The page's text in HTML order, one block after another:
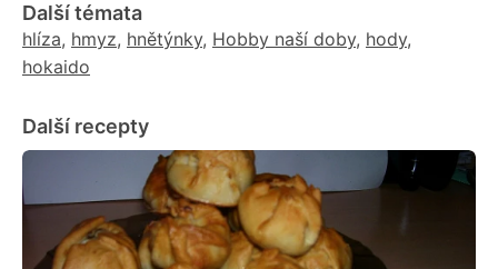
Další témata
hlíza, hmyz, hnětýnky, Hobby naší doby, hody,
hokaido
Další recepty